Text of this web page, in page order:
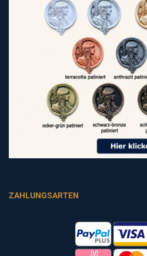
ZAHLUNGSARTEN